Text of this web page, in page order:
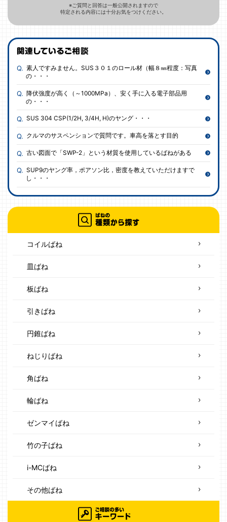
※ご質問と回答は一般公開されますので
特定される内容には十分お気をつけください。
素人ですみません。SUS３０１のロール材（幅８㎜程度：写真
の・・・
降伏強度が高く（～1000MPa）、安く手に入る電子部品用
の・・・
SUS 304 CSP(1/2H, 3/4H, H)のヤング・・・
クルマのサスペンションで質問です。車高を落とす目的
古い図面で「SWP-2」という材質を使用しているばねがある
SUP9のヤング率，ポアソン比，密度を教えていただけますで
し・・・
コイルばね
皿ばね
板ばね
引きばね
円錐ばね
ねじりばね
角ばね
輪ばね
ゼンマイばね
竹の子ばね
i-MCばね
その他ばね